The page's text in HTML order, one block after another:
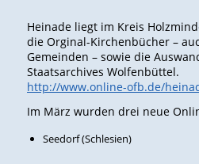
Heinade liegt im Kreis
die Orginal-Kirchenbücher –
Gemeinden – sowie die
Staatsarchives Wolfenbüttel.
http://www.online-ofb.de/
Im März wurden drei neue
Seedorf (Schlesien)